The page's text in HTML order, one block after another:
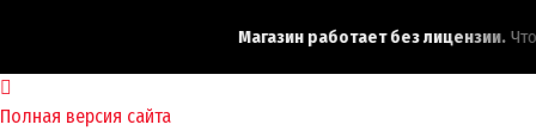
Магазин работает без лицензии.
Полная версия сайта